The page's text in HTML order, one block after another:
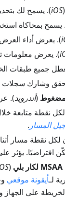
(
iOS). يسمح لك بتحديد
يسمح بمحاكاة
). يعرض أداء العرض
). يعرض معلومات
جميع طبقات
وشارك سجلات
(أندرويد).
نقطة متابعة
المسار .
لكل نقطة مسار
افتراضيًا. يؤثر
(
لـأيقونة موقعي
على الجهاز